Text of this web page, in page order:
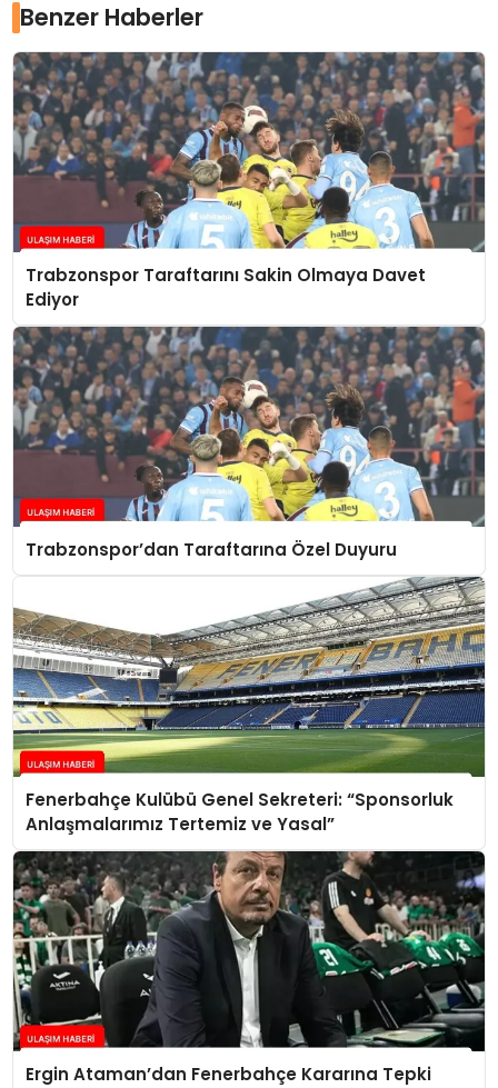
Benzer Haberler
Trabzonspor Taraftarını Sakin Olmaya Davet
Ediyor
Trabzonspor’dan Taraftarına Özel Duyuru
Fenerbahçe Kulübü Genel Sekreteri: “Sponsorluk
Anlaşmalarımız Tertemiz ve Yasal”
Ergin Ataman’dan Fenerbahçe Kararına Tepki